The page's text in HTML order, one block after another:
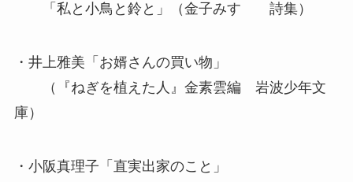
「私と小鳥と鈴と」（金子みすゞ 詩集）
・井上雅美「お婿さんの買い物」
（『ねぎを植えた人』金素雲編 岩波少年文
庫）
・小阪真理子「直実出家のこと」